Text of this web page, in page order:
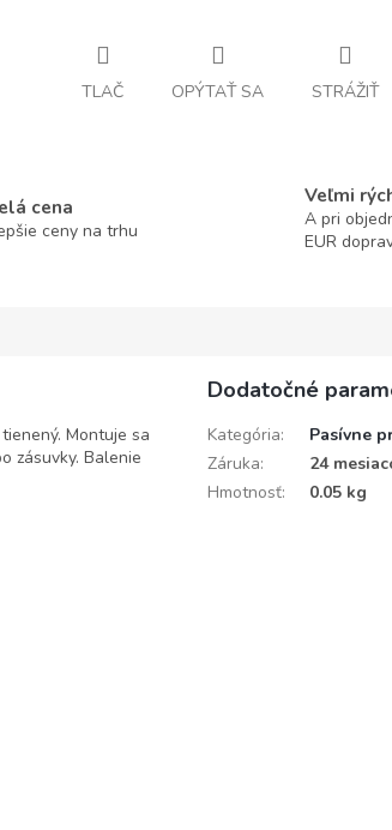
TLAČ OPÝTAŤ SA STRÁŽIŤ
cena
ceny na trhu
Veľmi
A pri
EUR
Montuje sa
zásuvky. Balenie
Dodatočné
Kategória:
Pasívne
Záruka:
24
Hmotnosť: 0.05 kg